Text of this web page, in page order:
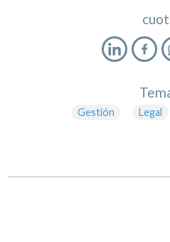
Gestión Legal